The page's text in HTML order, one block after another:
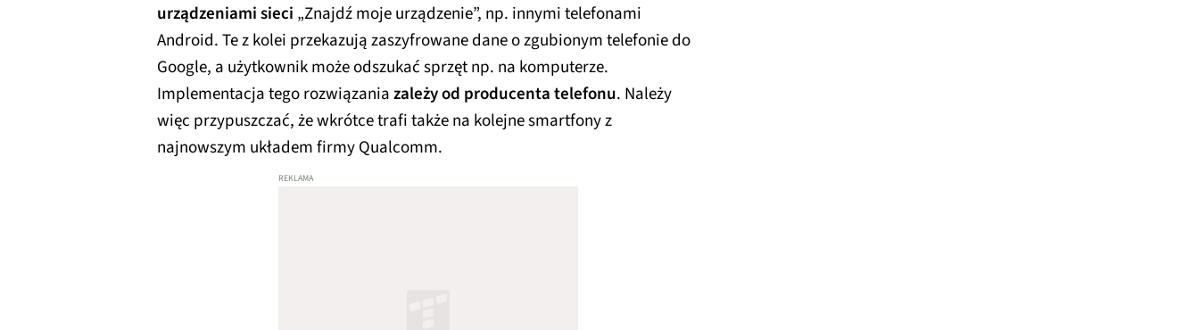
urządzeniami sieci „Znajdź moje urządzenie”, np. innymi telefonami
Android. Te z kolei przekazują zaszyfrowane dane o zgubionym telefonie do
Google, a użytkownik może odszukać sprzęt np. na komputerze.
Implementacja tego rozwiązaniazależy od producenta telefonu. Należy
więc przypuszczać, że wkrótce trafi także na kolejne smartfony z
najnowszym układem firmy Qualcomm.